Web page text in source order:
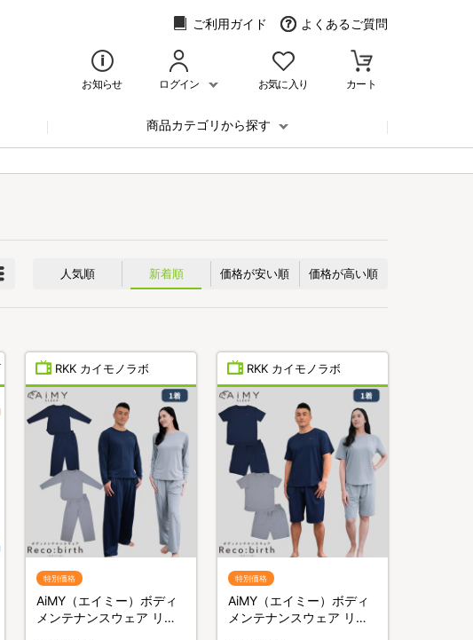
ご利用ガイド よくあるご質問
お知らせ ログイン お気に入り カート
商品カテゴリから探す
人気順 新着順 価格が安い順 価格が高い順
RKK カイモノラボ
特別価格
AiMY（エイミー）ボディ
メンテナンスウェア リカ
RKK カイモノラボ
特別価格
AiMY（エイミー）ボディ
メンテナンスウェア リカ